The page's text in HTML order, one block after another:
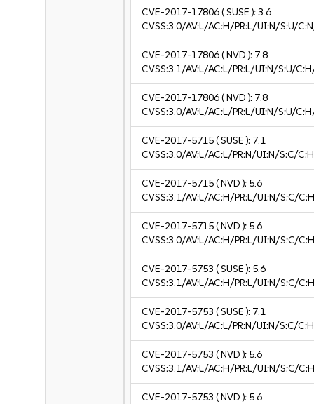
CVE-2017-17806( SUSE ):3.6
CVSS:3.0/AV:L/AC:H/PR:L/UI:N/S:U/
CVE-2017-17806( NVD ): 7.8
CVSS:3.1/AV:L/AC:L/PR:L/UI:N/S:U/
CVE-2017-17806( NVD ): 7.8
CVSS:3.0/AV:L/AC:L/PR:L/UI:N/S:U/
CVE-2017-5715( SUSE ): 7.1
CVSS:3.0/AV:L/AC:L/PR:N/UI:N/S:C/
CVE-2017-5715( NVD ): 5.6
CVSS:3.1/AV:L/AC:H/PR:L/UI:N/S:C/
CVE-2017-5715( NVD ): 5.6
CVSS:3.0/AV:L/AC:H/PR:L/UI:N/S:C/
CVE-2017-5753 ( SUSE ): 5.6
CVSS:3.1/AV:L/AC:H/PR:L/UI:N/S:C/
CVE-2017-5753 ( SUSE ): 7.1
CVSS:3.0/AV:L/AC:L/PR:N/UI:N/S:C/
CVE-2017-5753 ( NVD ): 5.6
CVSS:3.1/AV:L/AC:H/PR:L/UI:N/S:C/
CVE-2017-5753 ( NVD ): 5.6